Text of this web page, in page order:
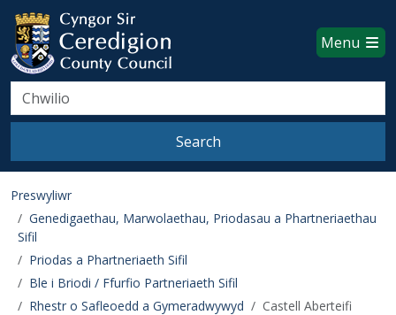
Skip to main content
Ceredigion County Council
Menu
Search
Search
Preswyliwr
Genedigaethau, Marwolaethau, Priodasau a Phartneriaethau
Sifil
Priodas a Phartneriaeth Sifil
Ble i Briodi / Ffurfio Partneriaeth Sifil
Rhestr o Safleoedd a Gymeradwywyd
Castell Aberteifi